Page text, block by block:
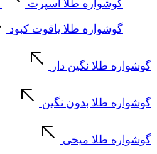
گوشواره طلا اسپرت
گوشواره طلا یاقوت کبود
گوشواره طلا نگین دار
گوشواره طلا بدون نگین
گوشواره طلا میخی